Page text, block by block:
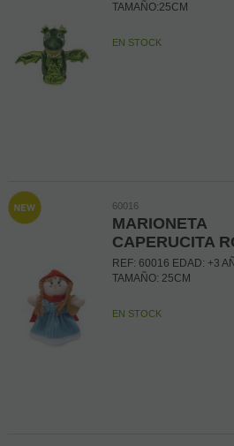
TAMAÑO:25CM
EN STOCK
60016
MARIONETA
CAPERUCITA
REF: 60016 EDAD: +3
TAMAÑO: 25CM
EN STOCK